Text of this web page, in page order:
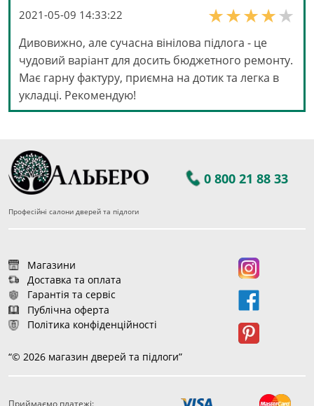
2021-05-09 14:33:22
Дивовижно, але сучасна вінілова підлога - це
чудовий варіант для досить бюджетного ремонту.
Має гарну фактуру, приємна на дотик та легка в
укладці. Рекомендую!
0 800 21 88 33
Професійні салони дверей та підлоги
Магазини
Доставка та оплата
Гарантія та сервіс
Публічна оферта
Політика конфіденційності
“© 2026 магазин дверей та підлоги”
Приймаємо платежі: